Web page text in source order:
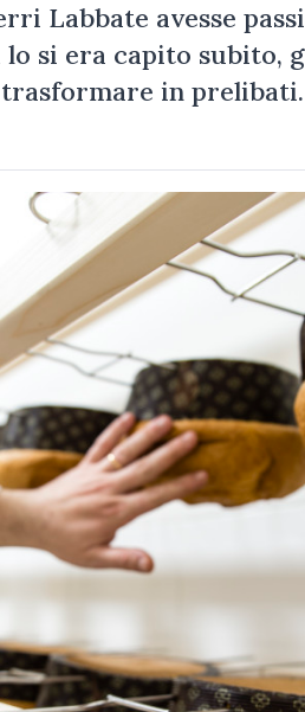
Labbate avesse
si era capito subito,
trasformare in